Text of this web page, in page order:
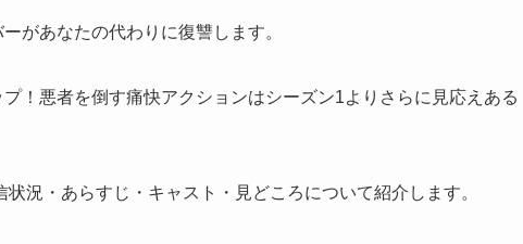
があなたの代わりに復讐します。
！悪者を倒す痛快アクションはシーズン1よりさらに見応えある
況・あらすじ・キャスト・見どころについて紹介します。